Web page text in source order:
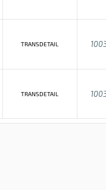
TRANSDETAIL
TRANSDETAIL